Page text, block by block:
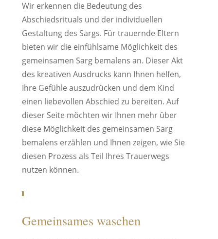
Wir erkennen die Bedeutung des
Abschiedsrituals und der individuellen
Gestaltung des Sargs. Für trauernde Eltern
bieten wir die einfühlsame Möglichkeit des
gemeinsamen Sarg bemalens an. Dieser Akt
des kreativen Ausdrucks kann Ihnen helfen,
Ihre Gefühle auszudrücken und dem Kind
einen liebevollen Abschied zu bereiten. Auf
dieser Seite möchten wir Ihnen mehr über
diese Möglichkeit des gemeinsamen Sarg
bemalens erzählen und Ihnen zeigen, wie Sie
diesen Prozess als Teil Ihres Trauerwegs
nutzen können.
Gemeinsames waschen